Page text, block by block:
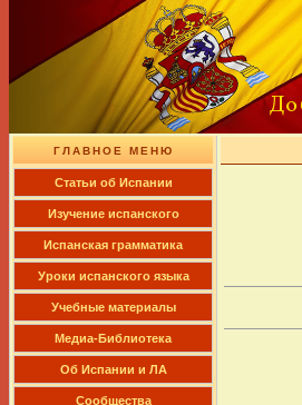
ГЛАВНОЕ МЕНЮ
Cтатьи об Испании
Изучение испанского
Испанская грамматика
Уроки испанского языка
Учебные материалы
Медиа-Библиотека
Об Испании и ЛА
Сообщества